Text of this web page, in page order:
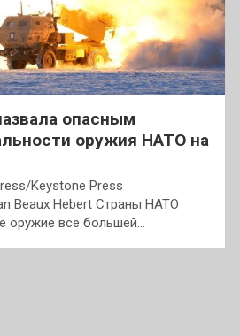
опасным
оружия НАТО на
Keystone Press
Beaux Hebert Страны НАТО
оружие всё большей…